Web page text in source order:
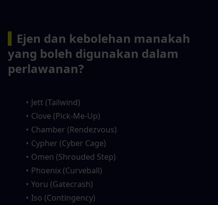
Ejen dan kebolehan manakah
yang boleh digunakan dalam
perlawanan?
Jett (Tailwind)
Clove (Pick-Me-Up)
Chamber (Rendezvous)
Cypher (Cyber Cage)
Omen (Shrouded Step)
Phoenix (Curveball)
Yoru (Gatecrash)
Iso (Contingency)